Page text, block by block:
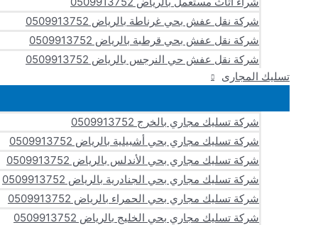
شركة نقل عفش بحي غرناطة بالرياض 0509913752
شركة نقل عفش بحي قرطبة بالرياض 0509913752
شركة نقل عفش حي النرجس بالرياض 0509913752
تسليك المجارى
شركة تسليك مجاري بالخرج 0509913752
شركة تسليك مجاري بحي أشبيلية بالرياض 0509913752
شركة تسليك مجاري بحي الأندلس بالرياض 0509913752
شركة تسليك مجاري بحي الجنادرية بالرياض 0509913752
شركة تسليك مجاري بحي الحمراء بالرياض 0509913752
شركة تسليك مجاري بحي الخليج بالرياض 0509913752